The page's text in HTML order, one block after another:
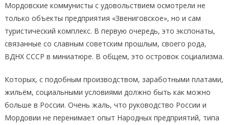
Мордовские коммунисты с удовольствием осмотрели не
только объекты предприятия «Звениговское», но и сам
туристический комплекс. В первую очередь, это экспонаты,
связанные со славным советским прошлым, своего рода,
ВДНХ СССР в миниатюре. В общем, это островок социализма.
Которых, с подобным производством, заработными платами,
жильём, социальными условиями должно быть как можно
больше в России. Очень жаль, что руководство России и
Мордовии не перенимает опыт Народных предприятий, типа